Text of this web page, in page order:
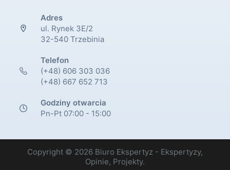
Adres
ul. Rynek 3E/2
32-540 Trzebinia
Telefon
(+48) 606 303 036
(+48) 667 652 713
Godziny otwarcia
Pn-Pt 07:00 - 15:00
Copyright © 2026 Biuro Ekspertyz - Ekspertyzy,
Opinie, Projekty.